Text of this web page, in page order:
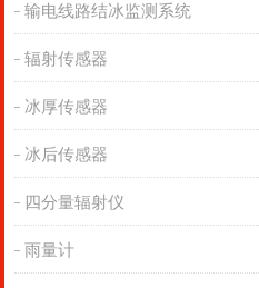
输电线路结冰监测系统
辐射传感器
冰厚传感器
冰后传感器
四分量辐射仪
雨量计